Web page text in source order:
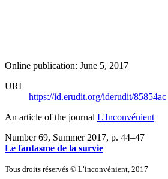
Online publication: June 5, 2017
URI
https://id.erudit.org/iderudit/85854ac
An article of the journal L'Inconvénient
Number 69, Summer 2017, p. 44–47
Le fantasme de la survie
Tous droits réservés © L’inconvénient, 2017